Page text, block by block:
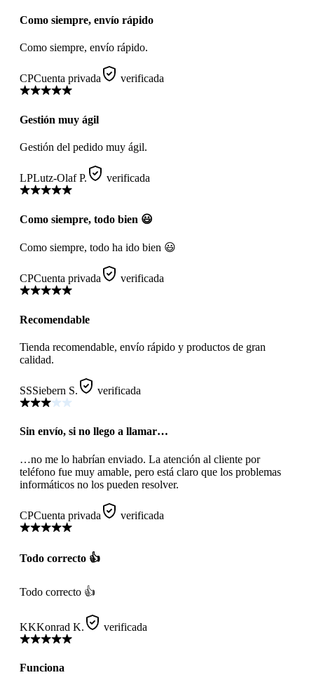
Como siempre, envío rápido
Como siempre, envío rápido.
CPCuenta privada verificada
Gestión muy ágil
Gestión del pedido muy ágil.
LPLutz-Olaf P. verificada
Como siempre, todo bien 😃
Como siempre, todo ha ido bien 😃
CPCuenta privada verificada
Recomendable
Tienda recomendable, envío rápido y productos de gran
calidad.
SSSiebern S. verificada
Sin envío, si no llego a llamar…
…no me lo habrían enviado. La atención al cliente por
teléfono fue muy amable, pero está claro que los problemas
informáticos no los pueden resolver.
CPCuenta privada verificada
Todo correcto 👍
Todo correcto 👍
KKKonrad K. verificada
Funciona